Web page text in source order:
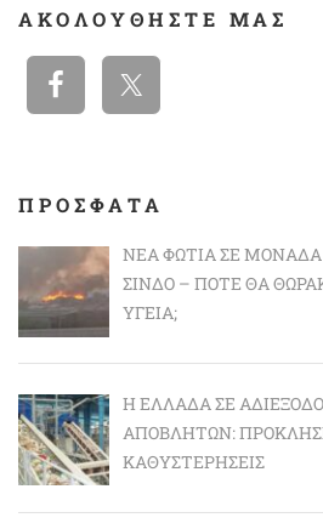
ΑΚΟΛΟΥΘΉΣΤΕ ΜΑΣ
ΠΡΟΣΦΑΤΑ
ΝΈΑ ΦΩΤΙΆ ΣΕ
ΣΊΝΔΟ – ΠΌΤΕ ΘΑ
ΥΓΕΊΑ;
Η ΕΛΛΆΔΑ ΣΕ
ΑΠΟΒΛΉΤΩΝ:
ΚΑΘΥΣΤΕΡΉΣΕΙΣ